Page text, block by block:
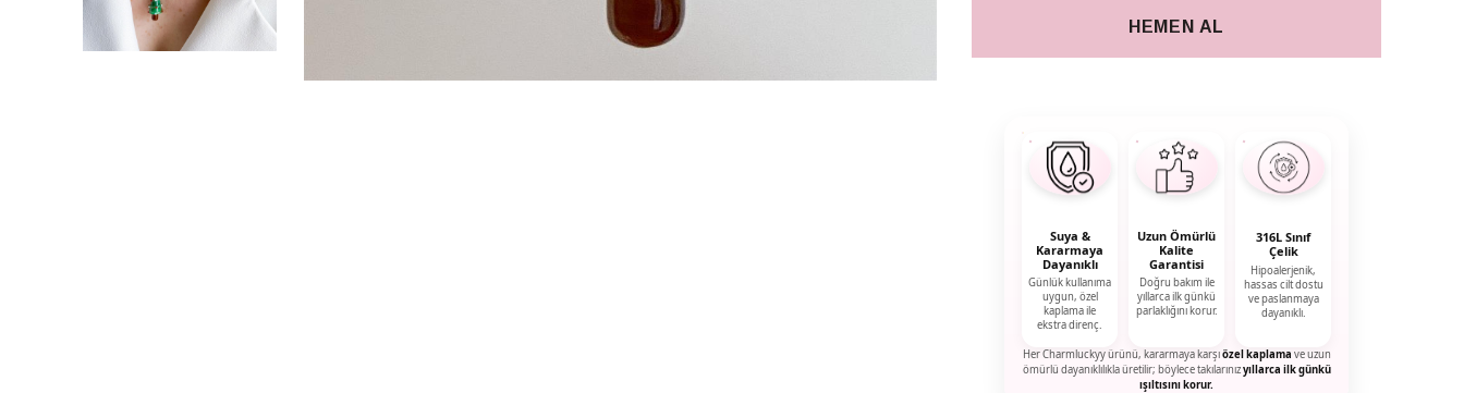
HEMEN AL
Suya &
Kararmaya
Dayanıklı
Günlük kullanıma
uygun, özel
kaplama ile
ekstra direnç.
Uzun Ömürlü
Kalite
Garantisi
Doğru bakım ile
yıllarca ilk günkü
parlaklığını korur.
316L Sınıf
Çelik
Hipoalerjenik,
hassas cilt dostu
ve paslanmaya
dayanıklı.
Her Charmluckyy ürünü, kararmaya karşıözel kaplama ve uzun
ömürlü dayanıklılıkla üretilir; böylece takılarınızyıllarca ilk günkü
ışıltısını korur.